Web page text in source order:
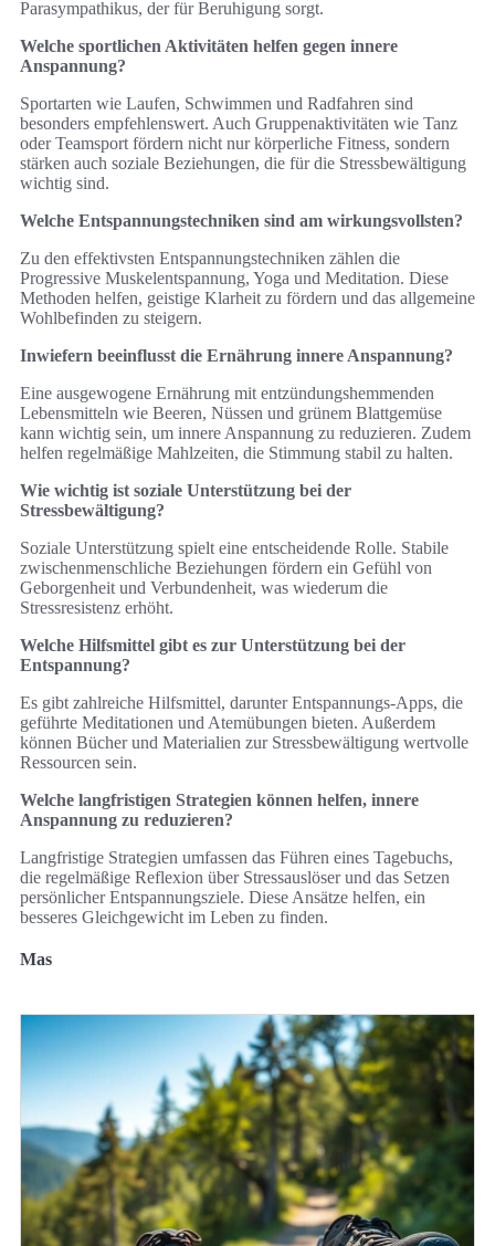
Parasympathikus, der für Beruhigung sorgt.
Welche sportlichen Aktivitäten helfen gegen innere
Anspannung?
Sportarten wie Laufen, Schwimmen und Radfahren sind
besonders empfehlenswert. Auch Gruppenaktivitäten wie Tanz
oder Teamsport fördern nicht nur körperliche Fitness, sondern
stärken auch soziale Beziehungen, die für die Stressbewältigung
wichtig sind.
Welche Entspannungstechniken sind am wirkungsvollsten?
Zu den effektivsten Entspannungstechniken zählen die
Progressive Muskelentspannung, Yoga und Meditation. Diese
Methoden helfen, geistige Klarheit zu fördern und das allgemeine
Wohlbefinden zu steigern.
Inwiefern beeinflusst die Ernährung innere Anspannung?
Eine ausgewogene Ernährung mit entzündungshemmenden
Lebensmitteln wie Beeren, Nüssen und grünem Blattgemüse
kann wichtig sein, um innere Anspannung zu reduzieren. Zudem
helfen regelmäßige Mahlzeiten, die Stimmung stabil zu halten.
Wie wichtig ist soziale Unterstützung bei der
Stressbewältigung?
Soziale Unterstützung spielt eine entscheidende Rolle. Stabile
zwischenmenschliche Beziehungen fördern ein Gefühl von
Geborgenheit und Verbundenheit, was wiederum die
Stressresistenz erhöht.
Welche Hilfsmittel gibt es zur Unterstützung bei der
Entspannung?
Es gibt zahlreiche Hilfsmittel, darunter Entspannungs-Apps, die
geführte Meditationen und Atemübungen bieten. Außerdem
können Bücher und Materialien zur Stressbewältigung wertvolle
Ressourcen sein.
Welche langfristigen Strategien können helfen, innere
Anspannung zu reduzieren?
Langfristige Strategien umfassen das Führen eines Tagebuchs,
die regelmäßige Reflexion über Stressauslöser und das Setzen
persönlicher Entspannungsziele. Diese Ansätze helfen, ein
besseres Gleichgewicht im Leben zu finden.
Mas